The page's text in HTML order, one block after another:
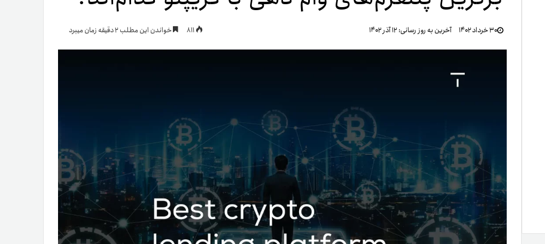
۳۰ خرداد ۱۴۰۲ آخرین به روز رسانی:۱۲ آذر ۱۴۰۲ خواندن این مطلب 2 دقیقه زمان میبرد